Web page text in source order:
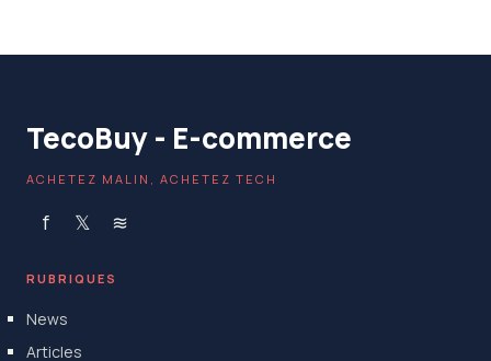
TecoBuy - E-commerce
ACHETEZ MALIN, ACHETEZ TECH
f 𝕏 ≋
RUBRIQUES
News
Articles